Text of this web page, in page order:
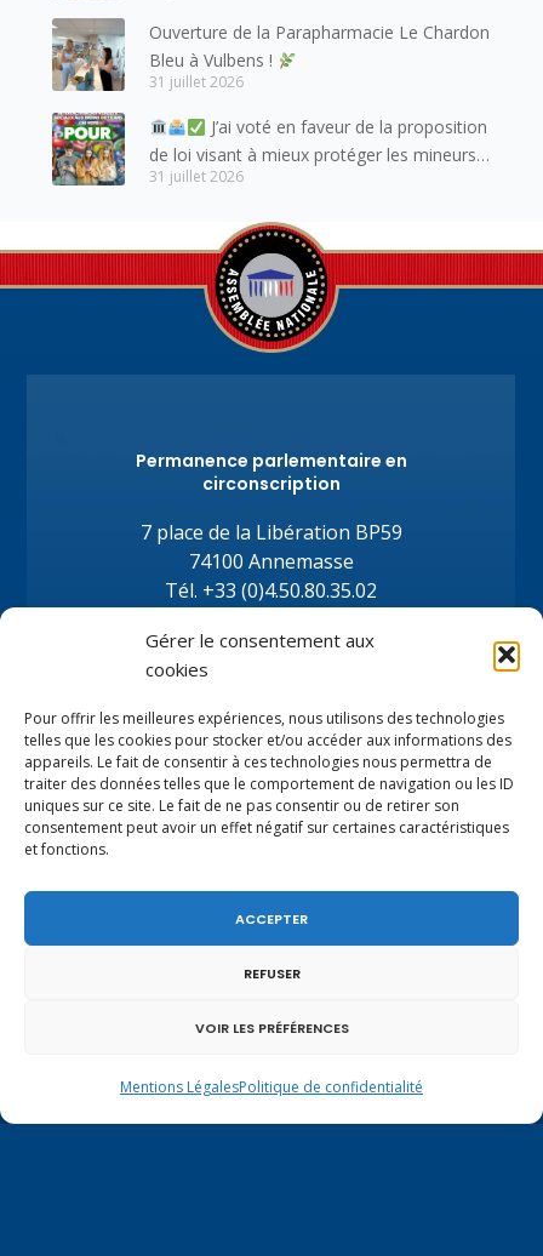
Gérer le consentement aux
cookies
Pour offrir les meilleures expériences, nous utilisons des technologies
telles que les cookies pour stocker et/ou accéder aux informations des
appareils. Le fait de consentir à ces technologies nous permettra de
traiter des données telles que le comportement de navigation ou les ID
uniques sur ce site. Le fait de ne pas consentir ou de retirer son
consentement peut avoir un effet négatif sur certaines caractéristiques
et fonctions.
ACCEPTER
REFUSER
VOIR LES PRÉFÉRENCES
Mentions LégalesPolitique de confidentialité
Ouverture de la Parapharmacie Le Chardon
Bleu à Vulbens !
31 juillet 2026
J’ai voté en faveur de la proposition
de loi visant à mieux protéger les mineurs
des risques liés à l’utilisation des réseaux
31 juillet 2026
Permanence parlementaire en
circonscription
7 place de la Libération BP59
74100 Annemasse
Tél. +33 (0)4.50.80.35.02
Contactez-moi à Paris